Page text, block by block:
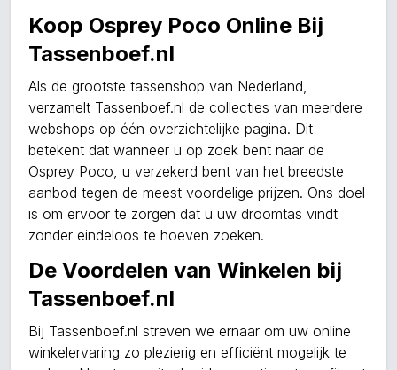
Koop Osprey Poco Online Bij
Tassenboef.nl
Als de grootste tassenshop van Nederland,
verzamelt Tassenboef.nl de collecties van meerdere
webshops op één overzichtelijke pagina. Dit
betekent dat wanneer u op zoek bent naar de
Osprey Poco, u verzekerd bent van het breedste
aanbod tegen de meest voordelige prijzen. Ons doel
is om ervoor te zorgen dat u uw droomtas vindt
zonder eindeloos te hoeven zoeken.
De Voordelen van Winkelen bij
Tassenboef.nl
Bij Tassenboef.nl streven we ernaar om uw online
winkelervaring zo plezierig en efficiënt mogelijk te